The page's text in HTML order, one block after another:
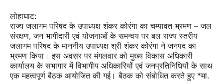
लोहाघाट:
राज्य जलागम परिषद के उपाध्यक्ष शंकर कोरंगा का चम्पावत भ्रमण – जल
संरक्षण, जन भागीदारी एवं योजनाओं के समन्वय पर बल राज्य स्तरीय
जलागम परिषद के माननीय उपाध्यक्ष श्री शंकर कोरंगा ने जनपद का
भ्रमण किया। इस अवसर पर मंगलवार को मुख्य विकास अधिकारी
कार्यालय के सभागार में विभागीय अधिकारियों एवं जनप्रतिनिधियों के साथ
एक महत्वपूर्ण बैठक आयोजित की गई। बैठक को संबोधित करते हुए *मा.